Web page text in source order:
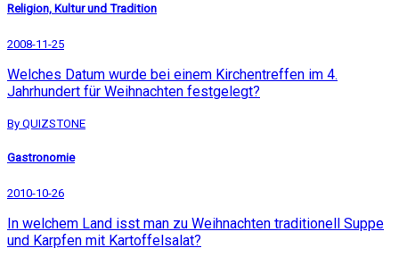
Religion, Kultur und Tradition
2008-11-25
Welches Datum wurde bei einem Kirchentreffen im 4.
Jahrhundert für Weihnachten festgelegt?
By QUIZSTONE
Gastronomie
2010-10-26
In welchem Land isst man zu Weihnachten traditionell Suppe
und Karpfen mit Kartoffelsalat?